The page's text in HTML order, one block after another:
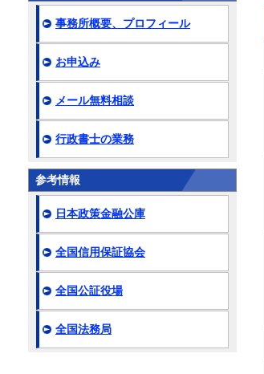
事務所概要、プロフィール
お申込み
メール無料相談
行政書士の業務
参考情報
日本政策金融公庫
全国信用保証協会
全国公証役場
全国法務局